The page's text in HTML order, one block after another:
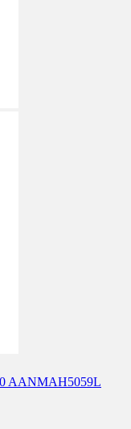
AANMAH5059L